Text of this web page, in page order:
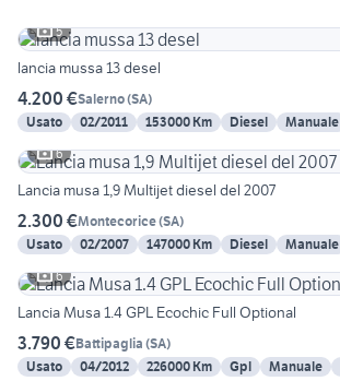
5
lancia mussa 13 desel
4.200 €Salerno(SA)
Usato
02/2011 153000 Km Diesel Manuale
6
Lancia musa 1,9 Multijet diesel del 2007
2.300 €Montecorice(SA)
Usato
02/2007 147000 Km Diesel Manuale
6
Lancia Musa 1.4 GPL Ecochic Full Optional
3.790 €Battipaglia (SA)
Usato
04/2012 226000 Km Gpl Manuale